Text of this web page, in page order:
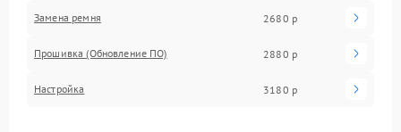
Замена ремня 2680 р
Прошивка (Обновление ПО) 2880 р
Настройка 3180 р